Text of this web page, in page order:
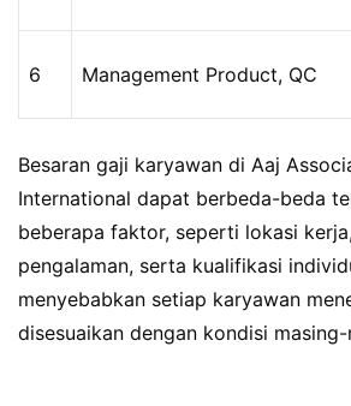
6 Management Product, QC
Besaran gaji karyawan di Aaj
International dapat berbeda-beda
beberapa faktor, seperti lokasi
pengalaman, serta kualifikasi
menyebabkan setiap karyawan
disesuaikan dengan kondisi masing-